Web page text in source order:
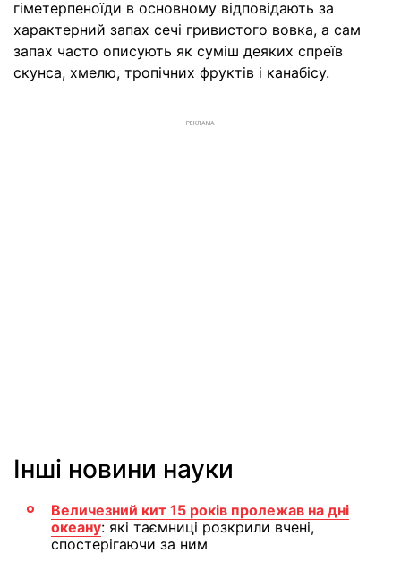
гіметерпеноїди в основному відповідають за
характерний запах сечі гривистого вовка, а сам
запах часто описують як суміш деяких спреїв
скунса, хмелю, тропічних фруктів і канабісу.
РЕКЛАМА
Інші новини науки
Величезний кит 15 років пролежав на дні
океану: які таємниці розкрили вчені,
спостерігаючи за ним